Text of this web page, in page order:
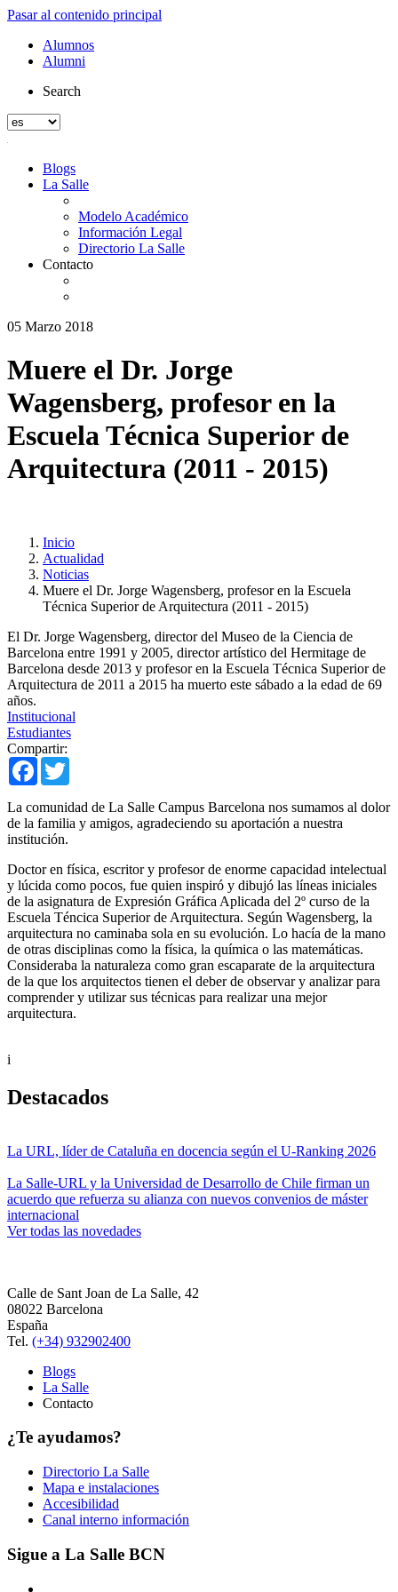
Pasar al contenido principal
Alumnos
Alumni
Search
Blogs
La Salle
Modelo Académico
Información Legal
Directorio La Salle
Contacto
05 Marzo 2018
Muere el Dr. Jorge
Wagensberg, profesor en la
Escuela Técnica Superior de
Arquitectura (2011 - 2015)
Inicio
Actualidad
Noticias
Muere el Dr. Jorge Wagensberg, profesor en la Escuela
Técnica Superior de Arquitectura (2011 - 2015)
El Dr. Jorge Wagensberg, director del Museo de la Ciencia de
Barcelona entre 1991 y 2005, director artístico del Hermitage de
Barcelona desde 2013 y profesor en la Escuela Técnica Superior de
Arquitectura de 2011 a 2015 ha muerto este sábado a la edad de 69
años.
Institucional
Estudiantes
Compartir:
Facebook
La comunidad de La Salle Campus Barcelona nos sumamos al dolor
de la familia y amigos, agradeciendo su aportación a nuestra
institución.
Doctor en física, escritor y profesor de enorme capacidad intelectual
y lúcida como pocos, fue quien inspiró y dibujó las líneas iniciales
de la asignatura de Expresión Gráfica Aplicada del 2º curso de la
Escuela Téncica Superior de Arquitectura. Según Wagensberg, la
arquitectura no caminaba sola en su evolución. Lo hacía de la mano
de otras disciplinas como la física, la química o las matemáticas.
Consideraba la naturaleza como gran escaparate de la arquitectura
de la que los arquitectos tienen el deber de observar y analizar para
comprender y utilizar sus técnicas para realizar una mejor
arquitectura.
i
Destacados
La URL, líder de Cataluña en docencia según el U-Ranking 2026
La Salle-URL y la Universidad de Desarrollo de Chile firman un
acuerdo que refuerza su alianza con nuevos convenios de máster
internacional
Ver todas las novedades
Calle de Sant Joan de La Salle, 42
08022 Barcelona
España
Tel. (+34) 932902400
Blogs
La Salle
Contacto
¿Te ayudamos?
Directorio La Salle
Mapa e instalaciones
Accesibilidad
Canal interno información
Sigue a La Salle BCN